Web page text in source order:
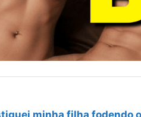
minha filha fodendo